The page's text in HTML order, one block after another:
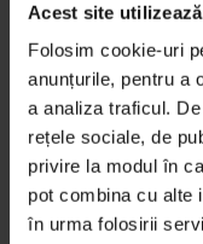
Acest site
Folosim cookie-uri
anunțurile, pentru a
a analiza traficul.
rețele sociale, de
privire la modul în
pot combina cu alte
în urma folosirii
Dacă nu erau
dintre ei
calități
calități sunt
superlativ. Ce
întâlnească!